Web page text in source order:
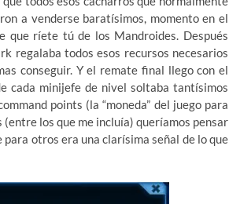
a venderse baratísimos, momento en el
que ríete tú de los Mandroides. Después
regalaba todos esos recursos necesarios
conseguir. Y el remate final llego con el
cada minijefe de nivel soltaba tantísimos
points (la “moneda” del juego para
los que me incluía) queríamos pensar
otros era una clarísima señal de lo que